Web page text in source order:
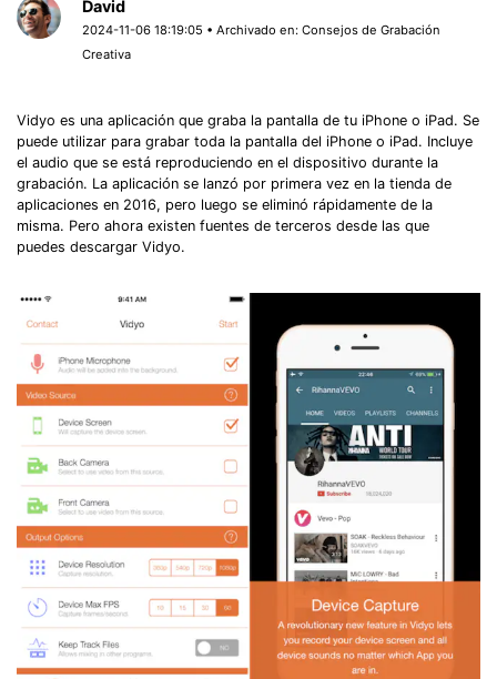
David
2024-11-06 18:19:05 • Archivado en:Consejos de Grabación
Creativa
Vidyo es una aplicación que graba la pantalla de tu iPhone o iPad. Se
puede utilizar para grabar toda la pantalla del iPhone o iPad. Incluye
el audio que se está reproduciendo en el dispositivo durante la
grabación. La aplicación se lanzó por primera vez en la tienda de
aplicaciones en 2016, pero luego se eliminó rápidamente de la
misma. Pero ahora existen fuentes de terceros desde las que
puedes descargar Vidyo.